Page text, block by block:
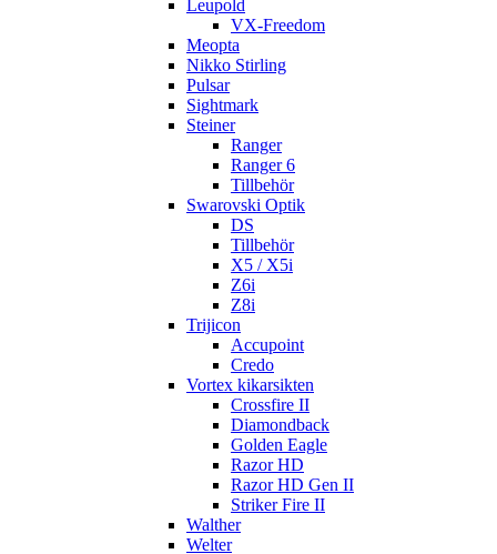
Leupold
VX-Freedom
Meopta
Nikko Stirling
Pulsar
Sightmark
Steiner
Ranger
Ranger 6
Tillbehör
Swarovski Optik
DS
Tillbehör
X5 / X5i
Z6i
Z8i
Trijicon
Accupoint
Credo
Vortex kikarsikten
Crossfire II
Diamondback
Golden Eagle
Razor HD
Razor HD Gen II
Striker Fire II
Walther
Welter